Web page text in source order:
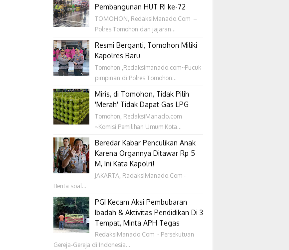
Pembangunan HUT RI ke-72
TOMOHON, RedaksiManado.Com –
Polres Tomohon dan jajaran...
Resmi Berganti, Tomohon Miliki
Kapolres Baru
Tomohon ,Redaksimanado.com~Pucuk
pimpinan di Polres Tomohon...
Miris, di Tomohon, Tidak Pilih
'Merah' Tidak Dapat Gas LPG
Tomohon, RedaksiManado.com
~Komisi Pemilihan Umum Kota...
Beredar Kabar Penculikan Anak
Karena Organnya Ditawar Rp 5
M, Ini Kata Kapolri!
JAKARTA, RadaksiManado.Com -
Berita soal...
PGI Kecam Aksi Pembubaran
Ibadah & Aktivitas Pendidikan Di 3
Tempat, Minta APH Tegas
RedaksiManado.Com - Persekutuan
Gereja-Gereja di Indonesia...